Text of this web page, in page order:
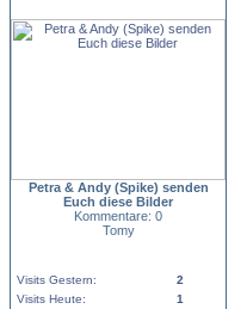
Petra & Andy (Spike) senden
Euch diese Bilder
Kommentare: 0
Tomy
Visits Gestern:
2
Visits Heute:
1